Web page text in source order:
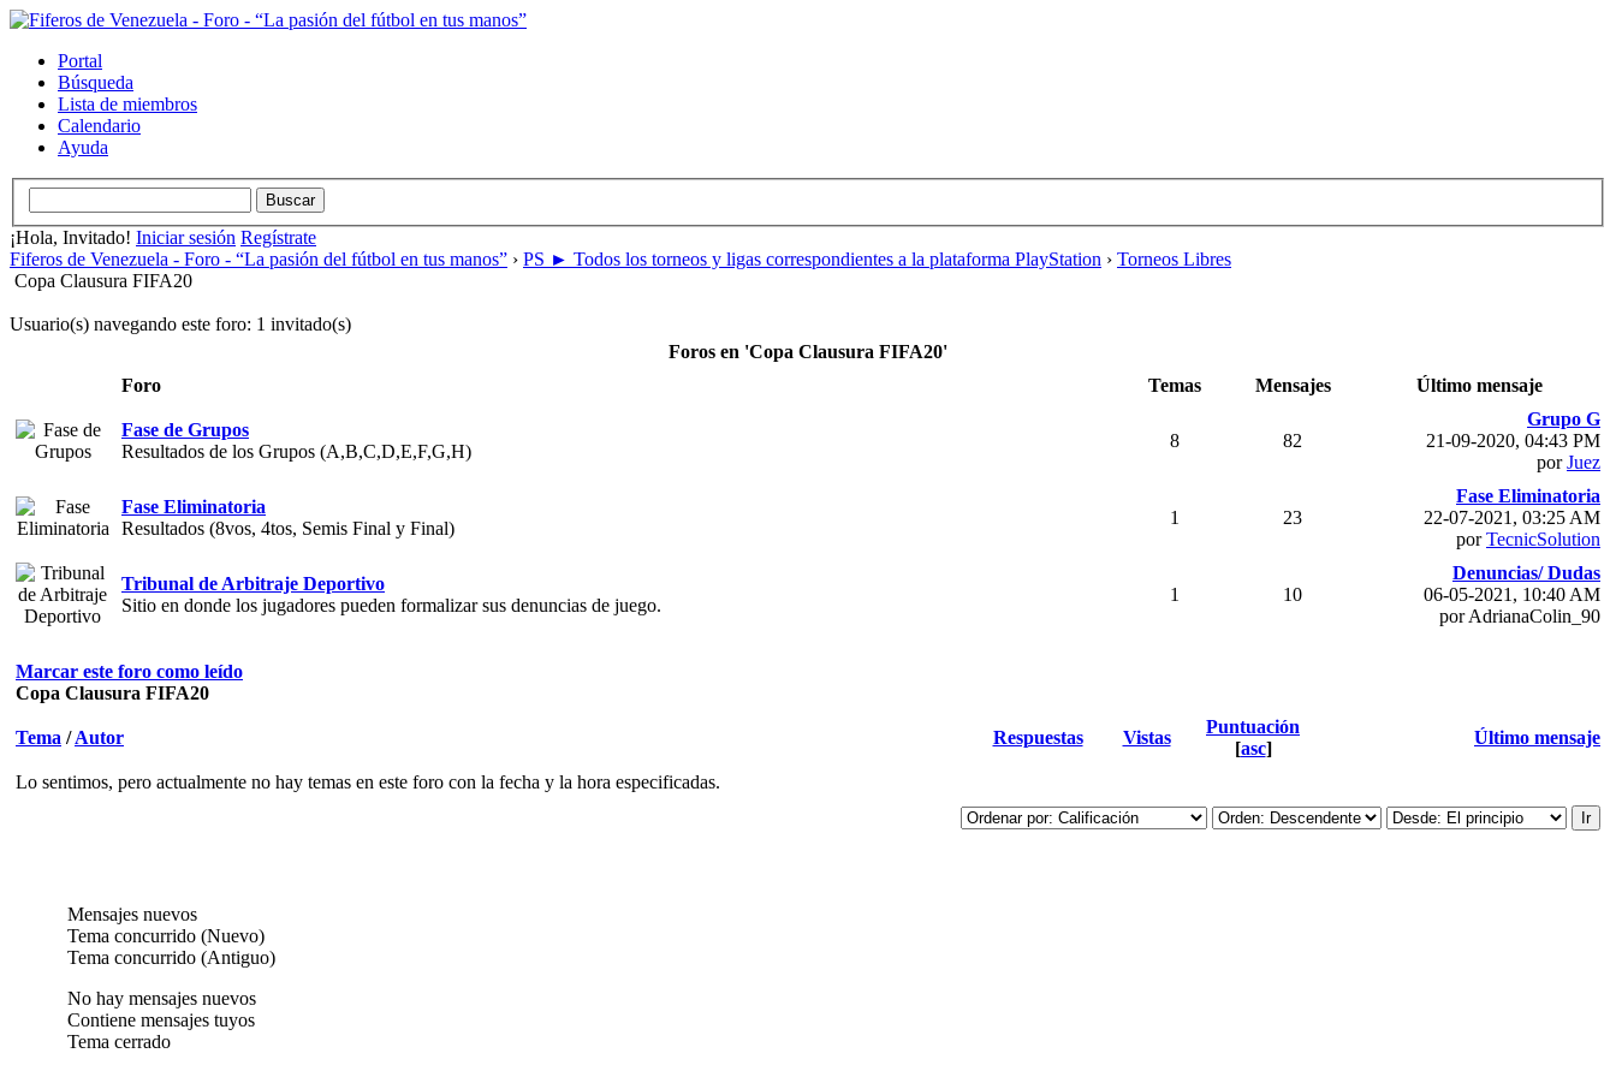
Portal
Búsqueda
Lista de miembros
Calendario
Ayuda
¡Hola, Invitado! Iniciar sesión Regístrate
Fiferos de Venezuela - Foro - “La pasión del fútbol en tus manos” › PS ► Todos los torneos y ligas correspondientes a la plataforma PlayStation › Torneos Libres
Copa Clausura FIFA20
Usuario(s) navegando este foro: 1 invitado(s)
Foros en 'Copa Clausura FIFA20'
Foro
Temas Mensajes Último mensaje
Fase de Grupos
Resultados de los Grupos (A,B,C,D,E,F,G,H)
8 82
Grupo G
21-09-2020, 04:43 PM
porJuez
Fase Eliminatoria
Resultados (8vos, 4tos, Semis Final y Final)
1 23
Fase Eliminatoria
22-07-2021, 03:25 AM
porTecnicSolution
Tribunal de Arbitraje Deportivo
Sitio en donde los jugadores pueden formalizar sus denuncias de juego.
1 10
Denuncias/ Dudas
06-05-2021, 10:40 AM
por AdrianaColin_90
Marcar este foro como leído
Copa Clausura FIFA20
Tema /Autor Respuestas Vistas
Puntuación
[asc]
Último mensaje
Lo sentimos, pero actualmente no hay temas en este foro con la fecha y la hora especificadas.
Mensajes nuevos
Tema concurrido (Nuevo)
Tema concurrido (Antiguo)
No hay mensajes nuevos
Contiene mensajes tuyos
Tema cerrado